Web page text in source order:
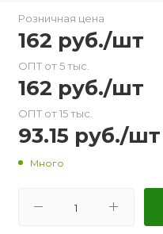
Розничная цена
162 руб./шт
ОПТ от 5 тыс.
162 руб./шт
ОПТ от 15 тыс.
93.15 руб./шт
Много